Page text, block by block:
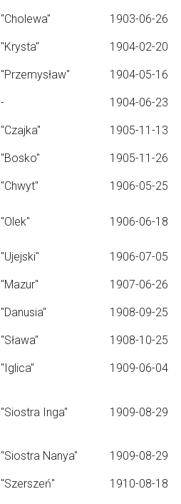
"Cholewa" 1903-06-26
"Krysta" 1904-02-20
"Przemysław" 1904-05-16
- 1904-06-23
"Czajka" 1905-11-13
"Bosko" 1905-11-26
"Chwyt" 1906-05-25
"Olek" 1906-06-18
"Ujejski" 1906-07-05
"Mazur" 1907-06-26
"Danusia" 1908-09-25
"Sława" 1908-10-25
"Iglica" 1909-06-04
"Siostra Inga" 1909-08-29
"Siostra Nanya" 1909-08-29
"Szerszeń" 1910-08-18